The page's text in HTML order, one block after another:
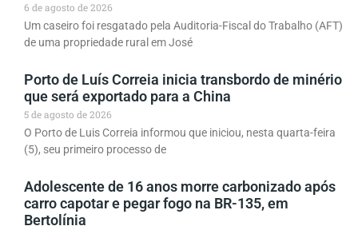
6 de agosto de 2026
Um caseiro foi resgatado pela Auditoria-Fiscal do Trabalho (AFT)
de uma propriedade rural em José
Porto de Luís Correia inicia transbordo de minério
que será exportado para a China
5 de agosto de 2026
O Porto de Luis Correia informou que iniciou, nesta quarta-feira
(5), seu primeiro processo de
Adolescente de 16 anos morre carbonizado após
carro capotar e pegar fogo na BR-135, em
Bertolínia